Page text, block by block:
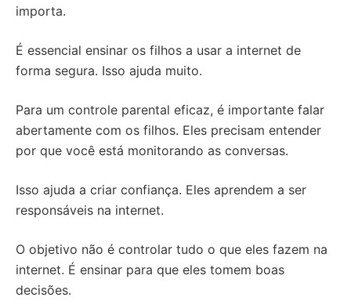
importa.
É essencial ensinar os filhos a usar a internet de
forma segura. Isso ajuda muito.
Para um controle parental eficaz, é importante falar
abertamente com os filhos. Eles precisam entender
por que você está monitorando as conversas.
Isso ajuda a criar confiança. Eles aprendem a ser
responsáveis na internet.
O objetivo não é controlar tudo o que eles fazem na
internet. É ensinar para que eles tomem boas
decisões.